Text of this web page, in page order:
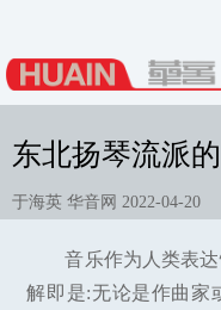
东北扬琴流派
于海英 华音网 2022-04-20
音乐作为人类表
解即是:无论是作曲家